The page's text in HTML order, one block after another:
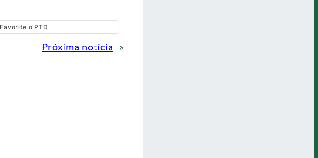
Favorite o PTD
Próxima notícia »